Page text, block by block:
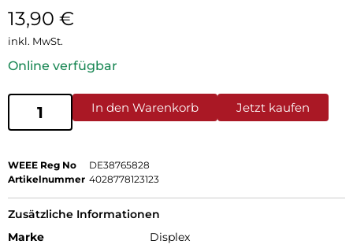
13,90 €
inkl. MwSt.
Online verfügbar
In den Warenkorb Jetzt kaufen
WEEE Reg No
DE38765828
Artikelnummer 4028778123123
Zusätzliche Informationen
Marke
Displex